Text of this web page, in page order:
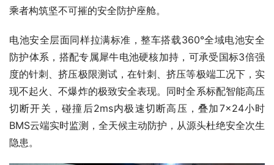
乘者构筑坚不可摧的安全防护座舱。
电池安全层面同样拉满标准，整车搭载360°全域电池安全
防护体系，搭配专属犀牛电池硬核加持，可承受国标3倍强
度的针刺、挤压极限测试，在针刺、挤压等极端工况下，实
现不起火、不爆炸的极致安全表现。同时全系标配智能高压
切断开关，碰撞后2ms内极速切断高压，叠加7×24小时
BMS云端实时监测，全天候主动防护，从源头杜绝安全次生
隐患。